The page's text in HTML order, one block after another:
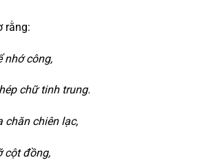
nhớ công,
chữ tinh trung.
chăn chiên lạc,
cột đồng,